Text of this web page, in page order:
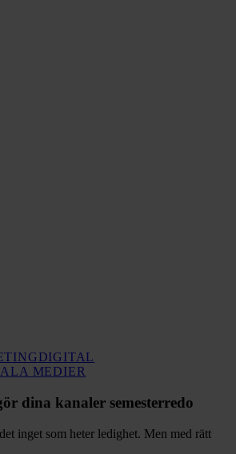
DIGITAL
MEDIER
gör
kanaler
semesterredo
dina kanaler semesterredo
inget som heter ledighet. Men med rätt